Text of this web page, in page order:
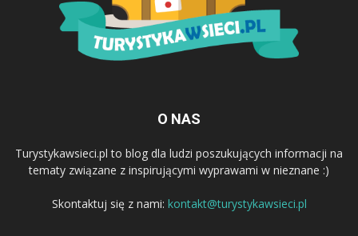
O NAS
Turystykawsieci.pl to blog dla ludzi poszukujących informacji na
tematy związane z inspirującymi wyprawami w nieznane :)
Skontaktuj się z nami: kontakt@turystykawsieci.pl